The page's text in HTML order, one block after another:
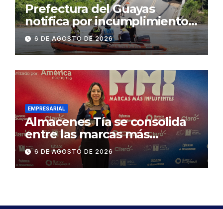
Prefectura del Guayas
notifica por incumplimiento
contractual a la
Concesionaria CONORTE y
exige celeridad en
desmontaje del puente
Gonzalo Icaza Cornejo, en
Daule
6 DE AGOSTO DE 2026
EMPRESARIAL
Almacenes Tía se consolida
entre las marcas más
influyentes del Ecuador
6 DE AGOSTO DE 2026